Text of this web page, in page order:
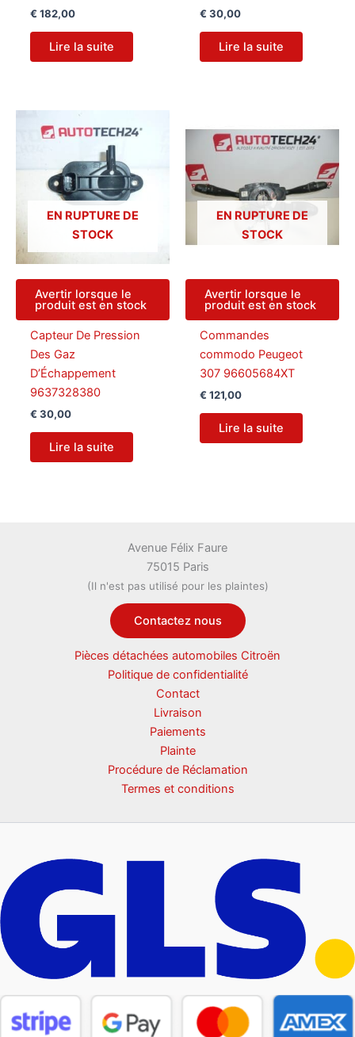
€ 182,00
Lire la suite
€ 30,00
Lire la suite
EN RUPTURE DE
STOCK
Avertir lorsque le
produit est en stock
Capteur De Pression
Des Gaz
D’Échappement
9637328380
€ 30,00
Lire la suite
EN RUPTURE DE
STOCK
Avertir lorsque le
produit est en stock
Commandes
commodo Peugeot
307 96605684XT
€ 121,00
Lire la suite
Avenue Félix Faure
75015 Paris
(Il n'est pas utilisé pour les plaintes)
Contactez nous
Pièces détachées automobiles Citroën
Politique de confidentialité
Contact
Livraison
Paiements
Plainte
Procédure de Réclamation
Termes et conditions